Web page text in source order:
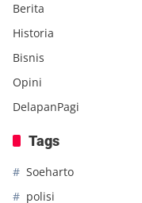
Berita
Historia
Bisnis
Opini
DelapanPagi
Tags
Soeharto
polisi